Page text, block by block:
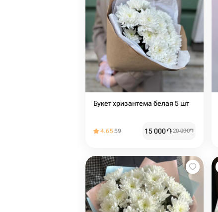
Букет хризантема белая 5 шт
4.6559 15 000֏20 000֏